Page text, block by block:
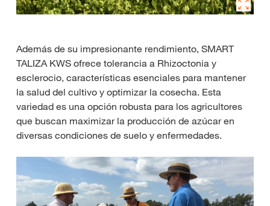
Además de su impresionante rendimiento, SMART
TALIZA KWS ofrece tolerancia a Rhizoctonia y
esclerocio, características esenciales para mantener
la salud del cultivo y optimizar la cosecha. Esta
variedad es una opción robusta para los agricultores
que buscan maximizar la producción de azúcar en
diversas condiciones de suelo y enfermedades.